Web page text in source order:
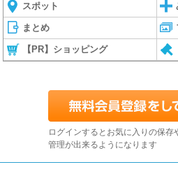
スポット
まとめ
【PR】ショッピング
ログインするとお気に入りの保存
管理が出来るようになります